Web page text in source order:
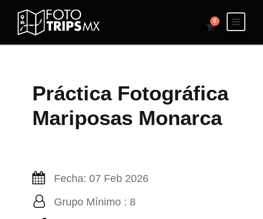
0
Práctica Fotográfica
Mariposas Monarca
Fecha: 07 Feb 2026
Grupo Mínimo : 8